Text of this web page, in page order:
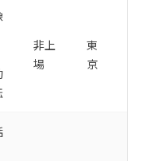
非上
場
東
京